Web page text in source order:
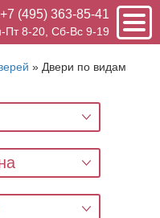
+7 (495) 363-85-41
Пт 8-20, Сб-Вс 9-19
» Двери по видам